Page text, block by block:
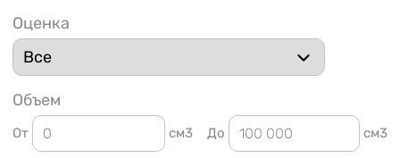
Оценка
Объем
От см3 До см3